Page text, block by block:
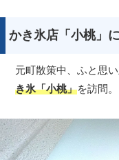
かき氷店「小桃」
元町散策中、ふと思
き氷「小桃」を訪問。